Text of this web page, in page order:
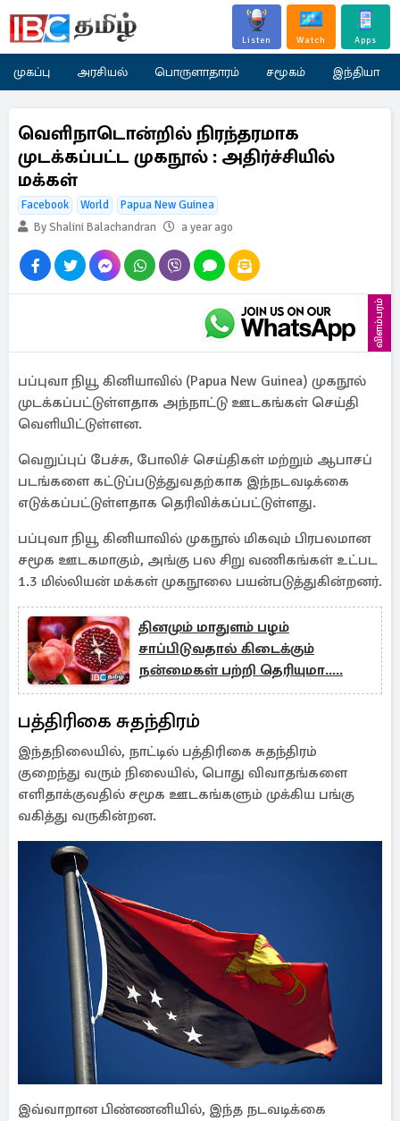
Listen Watch Apps
முகப்பு அரசியல் பொருளாதாரம் சமூகம் இந்தியா
வெளிநாடொன்றில் நிரந்தரமாக
முடக்கப்பட்ட முகநூல் : அதிர்ச்சியில்
மக்கள்
Facebook World
Papua New Guinea
By Shalini Balachandran
a year ago
விளம்பரம்
பப்புவா நியூ கினியாவில் (Papua New Guinea) முகநூல்
முடக்கப்பட்டுள்ளதாக அந்நாட்டு ஊடகங்கள் செய்தி
வெளியிட்டுள்ளன.
வெறுப்புப் பேச்சு, போலிச் செய்திகள் மற்றும் ஆபாசப்
படங்களை கட்டுப்படுத்துவதற்காக இந்நடவடிக்கை
எடுக்கப்பட்டுள்ளதாக தெரிவிக்கப்பட்டுள்ளது.
பப்புவா நியூ கினியாவில் முகநூல் மிகவும் பிரபலமான
சமூக ஊடகமாகும், அங்கு பல சிறு வணிகங்கள் உட்பட
1.3 மில்லியன் மக்கள் முகநூலை பயன்படுத்துகின்றனர்.
தினமும் மாதுளம் பழம்
சாப்பிடுவதால் கிடைக்கும்
நன்மைகள் பற்றி தெரியுமா.....
பத்திரிகை சுதந்திரம்
இந்தநிலையில், நாட்டில் பத்திரிகை சுதந்திரம்
குறைந்து வரும் நிலையில், பொது விவாதங்களை
எளிதாக்குவதில் சமூக ஊடகங்களும் முக்கிய பங்கு
வகித்து வருகின்றன.
இவ்வாறான பிண்ணனியில், இந்த நடவடிக்கை